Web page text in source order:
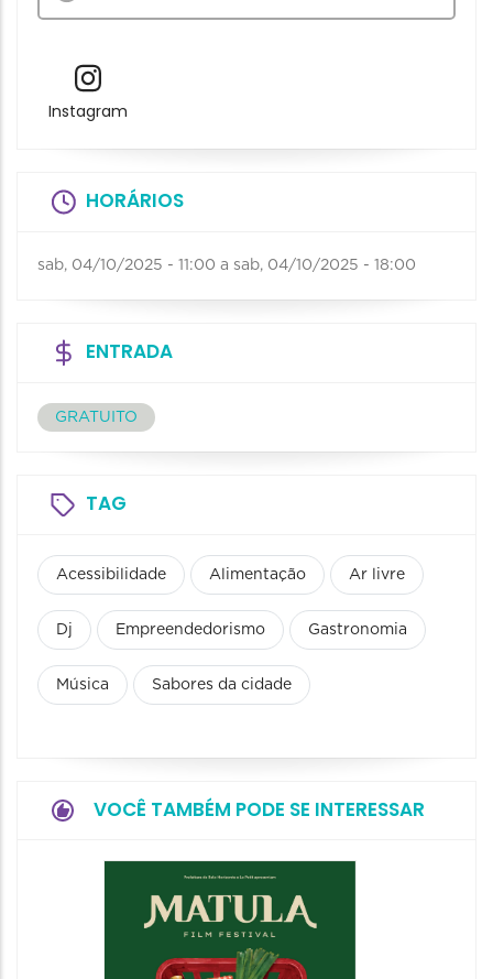
Instagram
HORÁRIOS
sab, 04/10/2025 - 11:00 a sab, 04/10/2025 - 18:00
ENTRADA
GRATUITO
TAG
Acessibilidade Alimentação Ar livre
Dj Empreendedorismo Gastronomia
Música Sabores da cidade
VOCÊ TAMBÉM PODE SE INTERESSAR